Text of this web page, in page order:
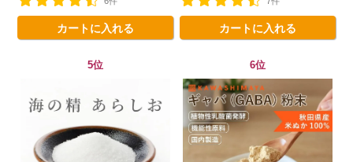
カートに入れる カートに入れる
5位 6位